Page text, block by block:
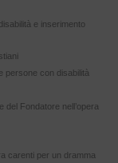
e inserimento
persone con disabilità
del Fondatore nell’opera
carenti per un dramma